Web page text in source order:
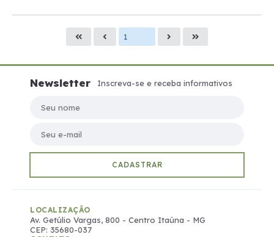
Newsletter
Inscreva-se e receba informativos
CADASTRAR
LOCALIZAÇÃO
Av. Getúlio Vargas, 800 - Centro Itaúna - MG
CEP: 35680-037